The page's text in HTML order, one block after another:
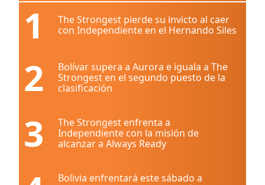
1
The Strongest pierde su invicto al caer
con Independiente en el Hernando Siles
2
Bolívar supera a Aurora e iguala a The
Strongest en el segundo puesto de la
clasificación
3
The Strongest enfrenta a
Independiente con la misión de
alcanzar a Always Ready
Bolivia enfrentará este sábado a